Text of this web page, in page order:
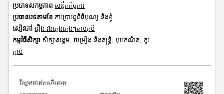
ប្រភេទសកម្មភាព សន្លឹកកិច្ចការ
ប្រធានបទតាមខែ ការប្រារព្ធពិធីបុណ្យ និងខ្ញុំ
សៀវភៅ រឿង វង់ភ្លេងក្មេងៗតាមភូមិ
កម្មវិធីសិក្សា សិក្សាសង្គម, ចម្រៀង និងតន្ត្រី បុរេគណិត
គូរ
ភ្ជាប់